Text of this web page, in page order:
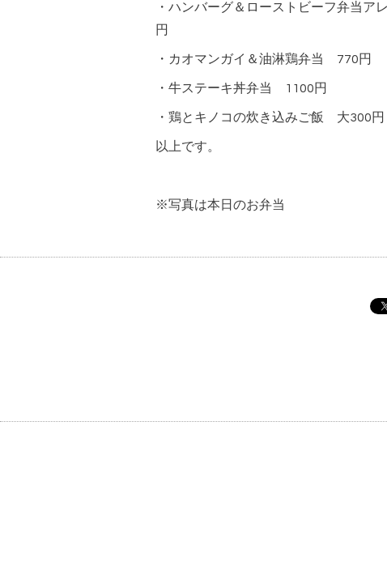
・ハンバーグ＆ローストビーフ弁当
円
・カオマンガイ＆油淋鶏弁当 770円
・牛ステーキ丼弁当 1100円
・鶏とキノコの炊き込みご飯 大300
以上です。
※写真は本日のお弁当